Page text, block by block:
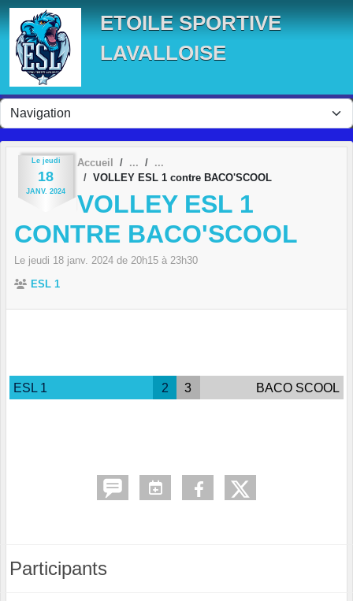
ETOILE SPORTIVE
LAVALLOISE
Le jeudi
18
JANV. 2024
Accueil
VOLLEY ESL 1 contre BACO'SCOOL
VOLLEY ESL 1
CONTRE BACO'SCOOL
Le jeudi 18 janv. 2024 de 20h15 à 23h30
ESL 1
ESL 1 2 3 BACO SCOOL
Participants
Panneau de gestion des cookies